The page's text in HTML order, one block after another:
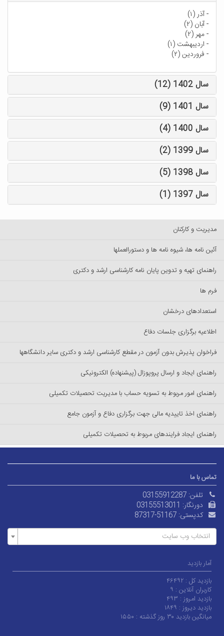
-آذر (۱)
-آبان (۲)
-مهر (۲)
- اردیبهشت (۱)
- فروردین (۲)
سال 1402 (12)
سال 1401 (9)
سال 1400 (4)
سال 1399 (2)
سال 1398 (5)
سال 1397 (1)
مدیریت و کارکنان
آئین نامه ها، شیوه نامه ها و دستورالعملها
راهنمای تهیه و تدوین پایان نامه کارشناسی ارشد و دکتری
فرم ها
استعدادهای درخشان
اطلاعیه برگزاری جلسات دفاع
فراخوان پذیرش بدون آزمون در مقطع کارشناسی ارشد و دکتری سایر دانشگاهها
راهنمای ایجاد و ارسال پروپوزال (پیشنهاده) الکترونیکی
راهنمای امور مربوط به تسویه حساب با مدیریت تحصیلات تکمیلی
راهنمای اخذ تاییدیه مالی جهت برگزاری دفاع و آزمون جامع
راهنمای ایجاد فرایندهای مربوط به تحصیلات تکمیلی
تماس با ما
تلفن: 03155912287
دورنگار: 03155513011
کدپستی: 87317-51167
انتخاب وب سایت
آمار بازدید
بازدید کل : ۴۶۴۹۲
کاربران آنلاین : ۹
بازدید امروز : ۴۹۳
بازدید دیروز : ۱۸۴۹
میانگین بازدید ۳۰ روز گذشته :
۱۵۵۰